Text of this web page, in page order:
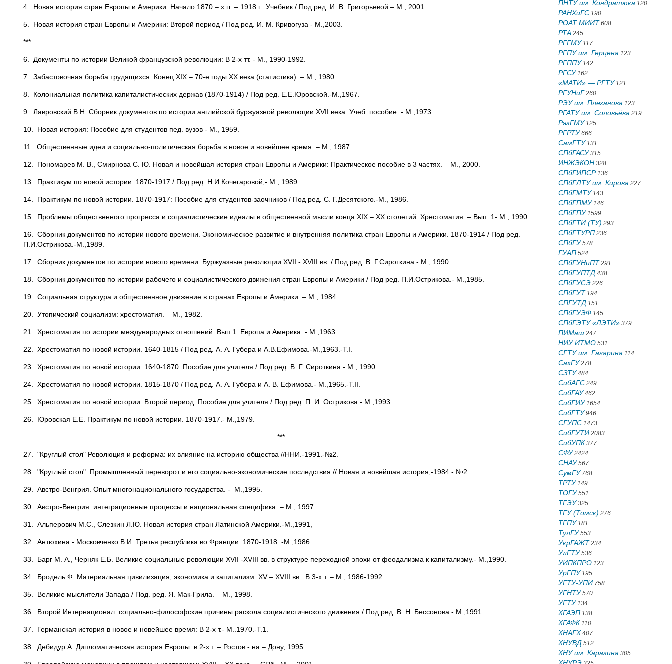
4. Новая история стран Европы и Америки. Начало 1870 – х гг. – 1918 г.: Учебник / Под ред. И. В. Григорьевой – М., 2001.
5. Новая история стран Европы и Америки: Второй период / Под ред. И. М. Кривогуза - М.,2003.
***
6. Документы по истории Великой французской революции: В 2-х тт. - М., 1990-1992.
7. Забастовочная борьба трудящихся. Конец XIX – 70-е годы ХХ века (статистика). – М., 1980.
8. Колониальная политика капиталистических держав (1870-1914) / Под ред. Е.Е.Юровской.-М.,1967.
9. Лавровский В.Н. Сборник документов по истории английской буржуазной революции XVII века: Учеб. пособие. - М.,1973.
10. Новая история: Пособие для студентов пед. вузов - М., 1959.
11. Общественные идеи и социально-политическая борьба в новое и новейшее время. – М., 1987.
12. Пономарев М. В., Смирнова С. Ю. Новая и новейшая история стран Европы и Америки: Практическое пособие в 3 частях. – М., 2000.
13. Практикум по новой истории. 1870-1917 / Под ред. Н.И.Кочегаровой,- М., 1989.
14. Практикум по новой истории. 1870-1917: Пособие для студентов-заочников / Под ред. С. Г.Десятского.-М., 1986.
15. Проблемы общественного прогресса и социалистические идеалы в общественной мысли конца XIX – ХХ столетий. Хрестоматия. – Вып. 1- М., 1990.
16. Сборник документов по истории нового времени. Экономическое развитие и внутренняя политика стран Европы и Америки. 1870-1914 / Под ред.
П.И.Острикова.-М.,1989.
17. Сборник документов по истории нового времени: Буржуазные революции XVII - XVIII вв. / Под ред. В. Г.Сироткина.- М., 1990.
18. Сборник документов по истории рабочего и социалистического движения стран Европы и Америки / Под ред. П.И.Острикова.- М.,1985.
19. Социальная структура и общественное движение в странах Европы и Америки. – М., 1984.
20. Утопический социализм: хрестоматия. – М., 1982.
21. Хрестоматия по истории международных отношений. Вып.1. Европа и Америка. - М.,1963.
22. Хрестоматия по новой истории. 1640-1815 / Под ред. А. А. Губера и А.В.Ефимова.-М.,1963.-T.I.
23. Хрестоматия по новой истории. 1640-1870: Пособие для учителя / Под ред. В. Г. Сироткина.- М., 1990.
24. Хрестоматия по новой истории. 1815-1870 / Под ред. А. А. Губера и А. В. Ефимова.- М.,1965.-T.II.
25. Хрестоматия по новой истории: Второй период: Пособие для учителя / Под ред. П. И. Острикова.- М.,1993.
26. Юровская Е.Е. Практикум по новой истории. 1870-1917.- М.,1979.
***
27. "Круглый стол" Революция и реформа: их влияние на историю общества //ННИ.-1991.-№2.
28. "Круглый стол": Промышленный переворот и его социально-экономические последствия // Новая и новейшая история,-1984.- №2.
29. Австро-Венгрия. Опыт многонационального государства. - М.,1995.
30. Австро-Венгрия: интеграционные процессы и национальная специфика. – М., 1997.
31. Альперович М.С., Слезкин Л.Ю. Новая история стран Латинской Америки.-М.,1991,
32. Антюхина - Московченко В.И. Третья республика во Франции. 1870-1918. -М.,1986.
33. Барг М. А., Черняк Е.Б. Великие социальные революции XVII -XVIII вв. в структуре переходной эпохи от феодализма к капитализму.- М.,1990.
34. Бродель Ф. Материальная цивилизация, экономика и капитализм. XV – XVIII вв.: В 3-х т. – М., 1986-1992.
35. Великие мыслители Запада / Под. ред. Я. Мак-Грила. – М., 1998.
36. Второй Интернационал: социально-философские причины раскола социалистического движения / Под ред. В. Н. Бессонова.- М.,1991.
37. Германская история в новое и новейшее время: В 2-х т.- М..1970.-Т.1.
38. Дебидур А. Дипломатическая история Европы: в 2-х т. – Ростов - на – Дону, 1995.
ПНТУ им. Кондратюка 120
РАНХиГС 190
РОАТ МИИТ 608
РТА 245
РГГМУ117
РГПУ им. Герцена 123
РГППУ142
РГСУ162
«МАТИ» — РГТУ121
РГУНиГ 260
РЭУ им. Плеханова 123
РГАТУ им. Соловьёва 219
РязГМУ125
РГРТУ666
СамГТУ131
СПбГАСУ315
ИНЖЭКОН 328
СПбГИПСР136
СПбГЛТУ им. Кирова 227
СПбГМТУ143
СПбГПМУ146
СПбГПУ1599
СПбГТИ (ТУ) 293
СПбГТУРП 236
СПбГУ578
ГУАП 524
СПбГУНиПТ 291
СПбГУПТД 438
СПбГУСЭ 226
СПбГУТ 194
СПГУТД 151
СПбГУЭФ 145
СПбГЭТУ «ЛЭТИ» 379
ПИМаш 247
НИУ ИТМО 531
СГТУ им. Гагарина 114
СахГУ278
СЗТУ484
СибАГС 249
СибГАУ462
СибГИУ1654
СибГТУ946
СГУПС 1473
СибГУТИ 2083
СибУПК 377
СФУ2424
СНАУ567
СумГУ768
ТРТУ149
ТОГУ551
ТГЭУ325
ТГУ (Томск) 276
ТГПУ181
ТулГУ553
УкрГАЖТ 234
УлГТУ536
УИПКПРО 123
УрГПУ195
УГТУ-УПИ 758
УГНТУ570
УГТУ134
ХГАЭП 138
ХГАФК 110
ХНАГХ 407
ХНУВД 512
ХНУ им. Каразина 305